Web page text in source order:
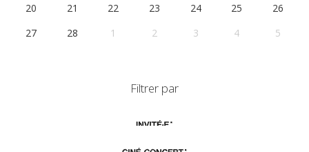
20
21 22 23 24 25
26
27
28 1 2 3 4 5
Filtrer par